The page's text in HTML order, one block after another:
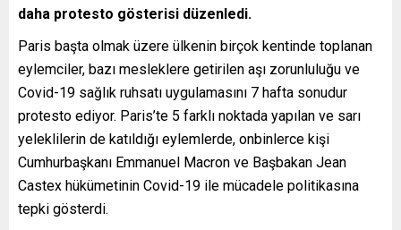
daha protesto gösterisi düzenledi.
Paris başta olmak üzere ülkenin birçok kentinde toplanan
eylemciler, bazı mesleklere getirilen aşı zorunluluğu ve
Covid-19 sağlık ruhsatı uygulamasını 7 hafta sonudur
protesto ediyor. Paris’te 5 farklı noktada yapılan ve sarı
yeleklilerin de katıldığı eylemlerde, onbinlerce kişi
Cumhurbaşkanı Emmanuel Macron ve Başbakan Jean
Castex hükümetinin Covid-19 ile mücadele politikasına
tepki gösterdi.